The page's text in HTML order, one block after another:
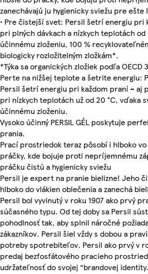
zanechávajú ju hygienicky sviežu pre ešte
• Pre čistejší svet: Persil šetrí energiu pri
pri plných dávkach a nízkych teplotách od
účinnému zloženiu, 100 %
biologicky rozložitelným zložkám*.
*Týka sa organických zložiek podľa OECD
Perte na nižšej teplote a šetrite energiu:
Persil šetrí energiu pri každom praní – aj
pri nízkych teplotách už od 20 °C, vďaka
účinnému zloženiu.
Vysoko účinný PERSIL GÉL poskytuje
prania.
Prací prostriedok teraz pôsobí i hlboko
práčky, kde bojuje proti nepríjemnému
práčku čistú a hygienicky sviežu
Persil je expert na pranie bielizne! Jeho
hlboko do vlákien oblečenia a zanechá
Persil bol vyvinutý v roku 1907 ako prvý
súčasného typu. Od tej doby sa Persil
pohodlnosť tak, aby splnil náročné
zákazníkov. Persil šiel vždy s dobou a
potreby spotrebiteľov. Persil ako prvý v
predaj bezfosfátového pracieho
udržateľnosť do svojej “brandovej